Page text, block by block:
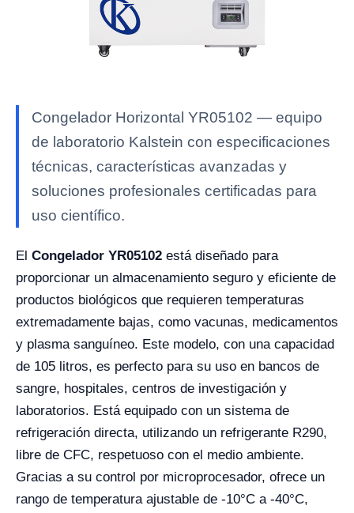
Congelador Horizontal YR05102 — equipo
de laboratorio Kalstein con especificaciones
técnicas, características avanzadas y
soluciones profesionales certificadas para
uso científico.
El Congelador YR05102 está diseñado para
proporcionar un almacenamiento seguro y eficiente de
productos biológicos que requieren temperaturas
extremadamente bajas, como vacunas, medicamentos
y plasma sanguíneo. Este modelo, con una capacidad
de 105 litros, es perfecto para su uso en bancos de
sangre, hospitales, centros de investigación y
laboratorios. Está equipado con un sistema de
refrigeración directa, utilizando un refrigerante R290,
libre de CFC, respetuoso con el medio ambiente.
Gracias a su control por microprocesador, ofrece un
rango de temperatura ajustable de -10°C a -40°C,